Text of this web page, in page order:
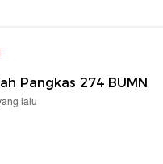
Pangkas 274 BUMN
lalu